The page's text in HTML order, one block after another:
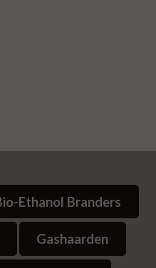
Ethanol Branders
Gashaarden